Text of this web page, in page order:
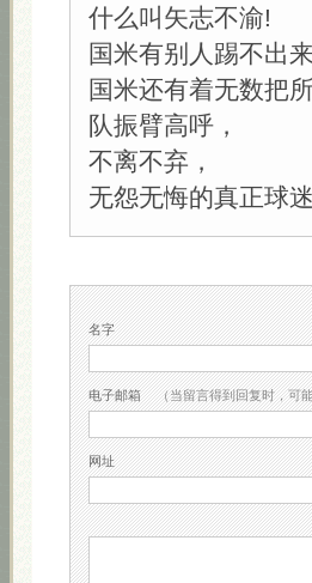
什么叫矢志不渝!
国米有别人踢不出
国米还有着无数把
队振臂高呼，
不离不弃，
无怨无悔的真正球
名字
电子邮箱 （当留言得到回复时，可
网址